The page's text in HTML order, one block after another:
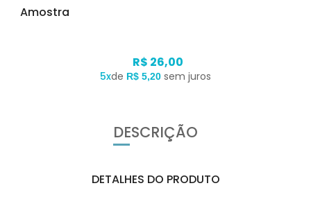
Amostra
R$ 26,00
5xde R$ 5,20 sem juros
DESCRIÇÃO
DETALHES DO PRODUTO